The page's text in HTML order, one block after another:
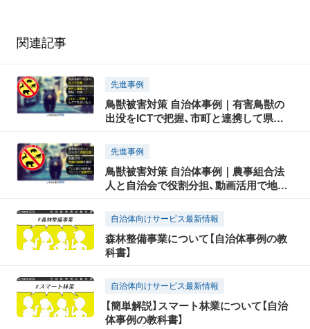
関連記事
先進事例
鳥獣被害対策 自治体事例｜有害鳥獣の
出没をICTで把握、市町と連携して県域
先進事例
鳥獣被害対策 自治体事例｜農事組合法
人と自治会で役割分担、動画活用で地域
で被害ゼロ
自治体向けサービス最新情報
森林整備事業について【自治体事例の教
科書】
自治体向けサービス最新情報
【簡単解説】スマート林業について【自治
体事例の教科書】